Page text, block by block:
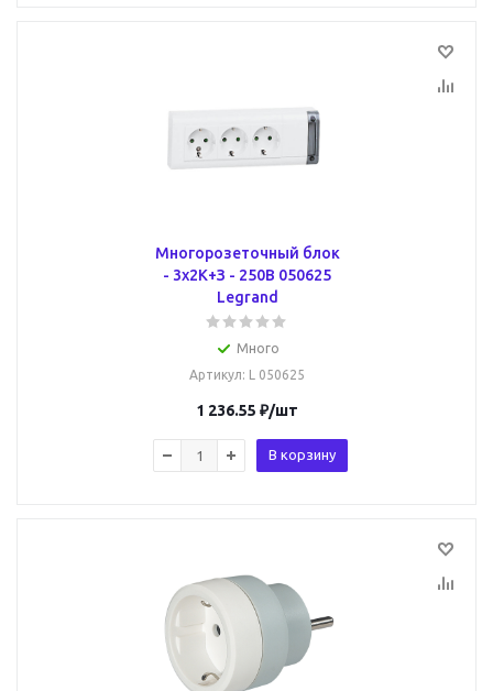
Многорозеточный блок
- 3x2К+З - 250В 050625
Legrand
Много
Артикул: L 050625
1 236.55 ₽/шт
В корзину